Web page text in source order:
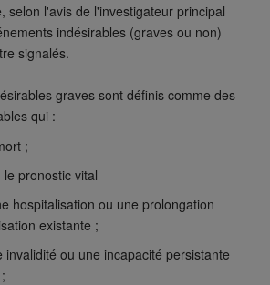
selon l'avis de l'investigateur principal
indésirables (graves ou non)
signalés.
graves sont définis comme des
qui :
;
pronostic vital
hospitalisation ou une prolongation
existante ;
invalidité ou une incapacité persistante